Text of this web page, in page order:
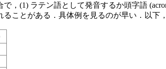
，(1) ラテン語として発音するか頭字語
ことがある．具体例を見るのが早い．以下